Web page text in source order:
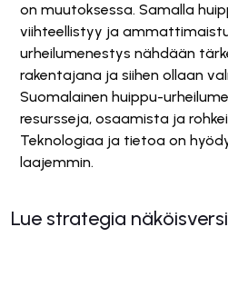
on muutoksessa. Samalla
viihteellistyy ja
urheilumenestys nähdään
rakentajana ja siihen ollaan
Suomalainen huippu-
resursseja, osaamista ja
Teknologiaa ja tietoa on
laajemmin.
Lue strategia